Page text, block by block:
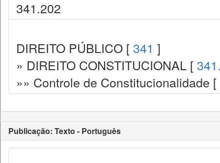
341.202
DIREITO PÚBLICO [ 341 ]
» DIREITO CONSTITUCIONAL [
»» Controle de Constitucionalidade [
Publicação: Texto - Português